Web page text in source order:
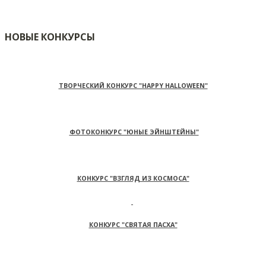
НОВЫЕ КОНКУРСЫ
ТВОРЧЕСКИЙ КОНКУРС "HAPPY HALLOWEEN"
ФОТОКОНКУРС "ЮНЫЕ ЭЙНШТЕЙНЫ"
КОНКУРС "ВЗГЛЯД ИЗ КОСМОСА"
КОНКУРС "СВЯТАЯ ПАСХА"